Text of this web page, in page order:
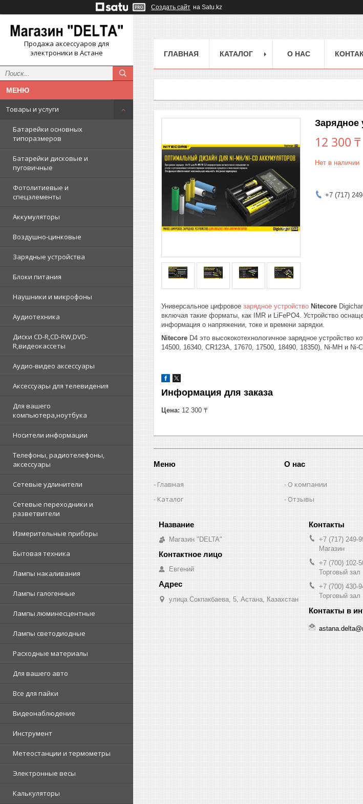
Создать сайт на Satu.kz
Продажа аксессуаров для
электроники в Астане
Товары и услуги
Батарейки основных
типоразмеров
Батарейки дисковые и
пуговичные
Фотолитиевые и
спецэлементы
Аккумуляторы
Воздушно-цинковые
Зарядные устройства
Блоки питания
Наушники и микрофоны
Аудиотехника
Диски CD-R,CD-RW,DVD-
R,видеокассеты
Аудио-видео аксессуары
Аксессуары для телевидения
Для вашего
компьютера,ноутбука
Носители информации
Телефоны, радиотелефоны,
аксессуары
Сетевые удлинители
Сетевые переходники и
разветвители
Измерительные приборы
Бытовая техника
Лампы накаливания
Лампы галогенные
Лампы люминесцентные
Лампы светодиодные
Расходные материалы
Для вашего авто
Все для пайки
Видеонаблюдение
Инструмент
Метеостанции и термометры
Электронные весы
Калькуляторы
ГЛАВНАЯ КАТАЛОГ О НАС
Зарядное
12 300 ₸
Нет в наличии
+7 (717)
Универсальное цифровое зарядное устройство Nitecore
включая такие форматы, как IMR и LiFePO4. Устройство
информация о напряжении, токе и времени зарядки.
Nitecore D4 это высококотехнологичное зарядное
14500, 16340, CR123A, 17670, 17500, 18490, 18350), Ni-MH и Ni-
Информация для заказа
Цена: 12 300 ₸
Меню
Главная
Каталог
О нас
О компании
Отзывы
Магазин "DELTA"
Евгений
улица Сокпакбаева, 5, Астана, Казахстан
+7 (717) 249-
Магазин
+7 (700) 102-
Торговый зал
+7 (700) 430-
Торговый зал